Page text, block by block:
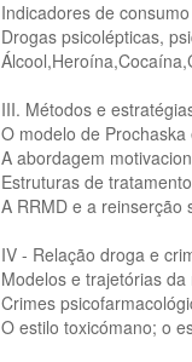
Indicadores de
Drogas psicolépticas,
III. Métodos e
O modelo de Prochaska
A abordagem
Estruturas de
A RRMD e a reinserção
IV - Relação droga e
Modelos e trajetórias
Crimes
O estilo toxicómano; o